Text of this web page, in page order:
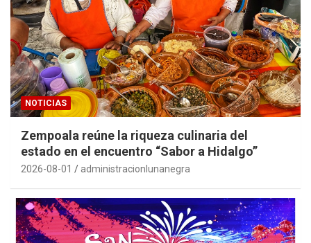
NOTICIAS
Zempoala reúne la riqueza culinaria del
estado en el encuentro “Sabor a Hidalgo”
2026-08-01 administracionlunanegra